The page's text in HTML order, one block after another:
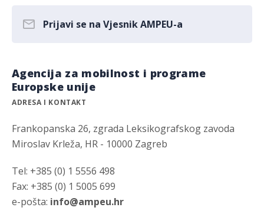
Prijavi se na Vjesnik AMPEU-a
Agencija za mobilnost i programe
Europske unije
ADRESA I KONTAKT
Frankopanska 26, zgrada Leksikografskog zavoda
Miroslav Krleža, HR - 10000 Zagreb
Tel: +385 (0) 1 5556 498
Fax: +385 (0) 1 5005 699
e-pošta: info@ampeu.hr